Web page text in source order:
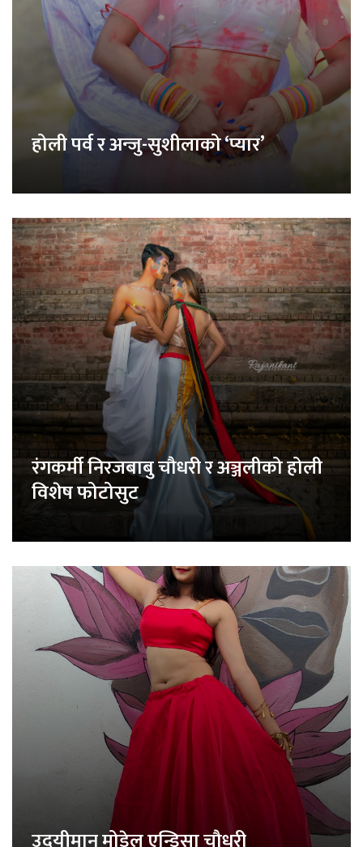
होली पर्व र अन्जु-सुशीलाको ‘प्यार’
रंगकर्मी निरजबाबु चौधरी र अञ्जलीको होली
विशेष फोटोसुट